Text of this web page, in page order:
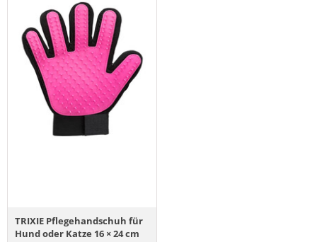
TRIXIE Pflegehandschuh für
Hund oder Katze 16 × 24 cm